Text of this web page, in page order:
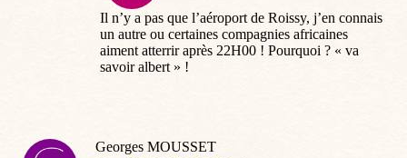
Il n’y a pas que l’aéroport de Roissy, j’en connais
un autre ou certaines compagnies africaines
aiment atterrir après 22H00 ! Pourquoi ? « va
savoir albert » !
Georges MOUSSET